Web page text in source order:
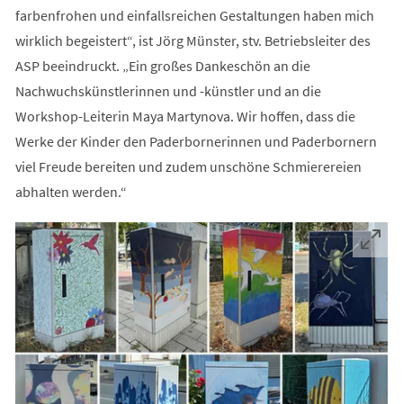
farbenfrohen und einfallsreichen Gestaltungen haben mich
wirklich begeistert“, ist Jörg Münster, stv. Betriebsleiter des
ASP beeindruckt. „Ein großes Dankeschön an die
Nachwuchskünstlerinnen und -künstler und an die
Workshop-Leiterin Maya Martynova. Wir hoffen, dass die
Werke der Kinder den Paderbornerinnen und Paderbornern
viel Freude bereiten und zudem unschöne Schmierereien
abhalten werden.“